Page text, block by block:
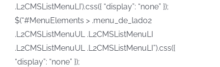
.L2CMSListMenuLI’).css({ “display”: “none” });
$(“#MenuElements > .menu_de_lado2
.L2CMSListMenuUL .L2CMSListMenuLI
.L2CMSListMenuUL .L2CMSListMenuLI”).css({
“display”: “none” });